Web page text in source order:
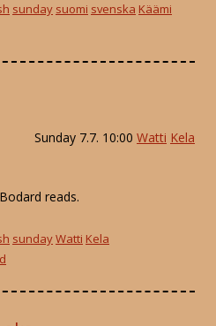
sunday suomi svenska Käämi
Sunday 7.7. 10:00 Watti Kela
reads.
sundayWatti Kela